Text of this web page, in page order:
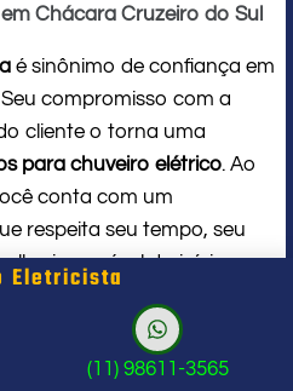
Chácara Cruzeiro do Sul
é sinônimo de confiança em
compromisso com a
cliente o torna uma
para chuveiro elétrico. Ao
conta com um
respeita seu tempo, seu
impecável do início ao
sinais que
Eletricista
(11) 98611-3565